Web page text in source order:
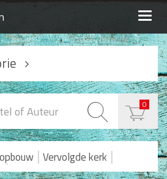
0
| Vervolgde kerk |
|Koopjes